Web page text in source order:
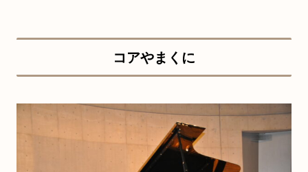
コアやまくに